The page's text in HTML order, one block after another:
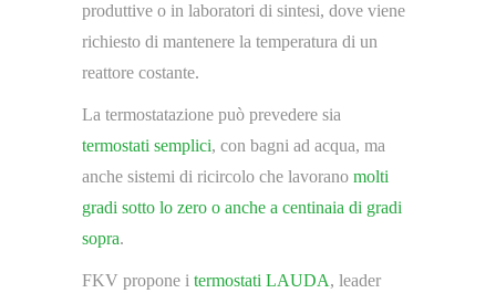
produttive o in laboratori di sintesi, dove viene
richiesto di mantenere la temperatura di un
reattore costante.
La termostatazione può prevedere sia
termostati semplici, con bagni ad acqua, ma
anche sistemi di ricircolo che lavorano molti
gradi sotto lo zero o anche a centinaia di gradi
sopra.
FKV propone i termostati LAUDA, leader